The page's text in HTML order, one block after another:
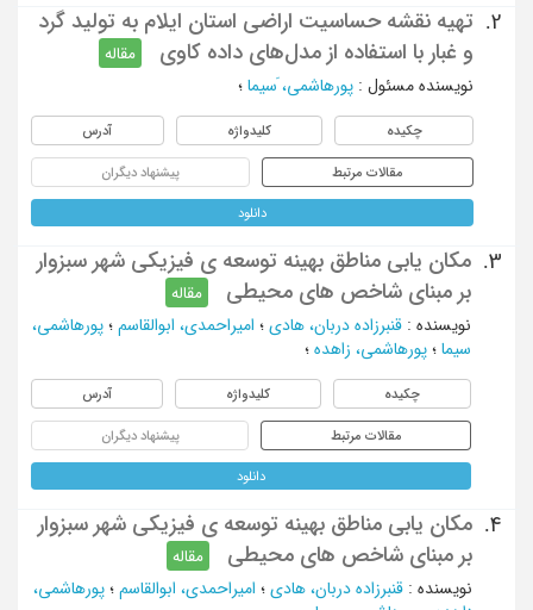
2.
تهیه نقشه حساسیت اراضی استان ایلام به تولید گرد
و غبار با استفاده از مدل‌های داده کاوی
مقاله
نویسنده مسئول : پورهاشمی، َسیما ؛
چکیده کلیدواژه آدرس
مقالات مرتبط پیشنهاد دیگران
دانلود
3.
مکان یابی مناطق بهینه توسعه ی فیزیکی شهر سبزوار
بر مبنای شاخص های محیطی
مقاله
نویسنده : قنبرزاده دربان، هادی ؛ امیراحمدی، ابوالقاسم ؛ پورهاشمی،
سیما ؛ پورهاشمی، زاهده ؛
چکیده کلیدواژه آدرس
مقالات مرتبط پیشنهاد دیگران
دانلود
4.
مکان یابی مناطق بهینه توسعه ی فیزیکی شهر سبزوار
بر مبنای شاخص های محیطی
مقاله
نویسنده : قنبرزاده دربان، هادی ؛ امیراحمدی، ابوالقاسم ؛ پورهاشمی،